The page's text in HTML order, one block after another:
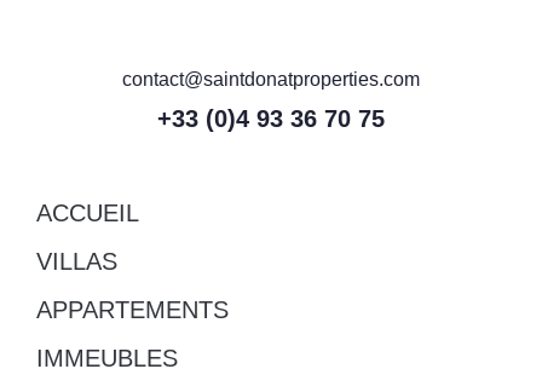
contact@saintdonatproperties.com
+33 (0)4 93 36 70 75
ACCUEIL
VILLAS
APPARTEMENTS
IMMEUBLES